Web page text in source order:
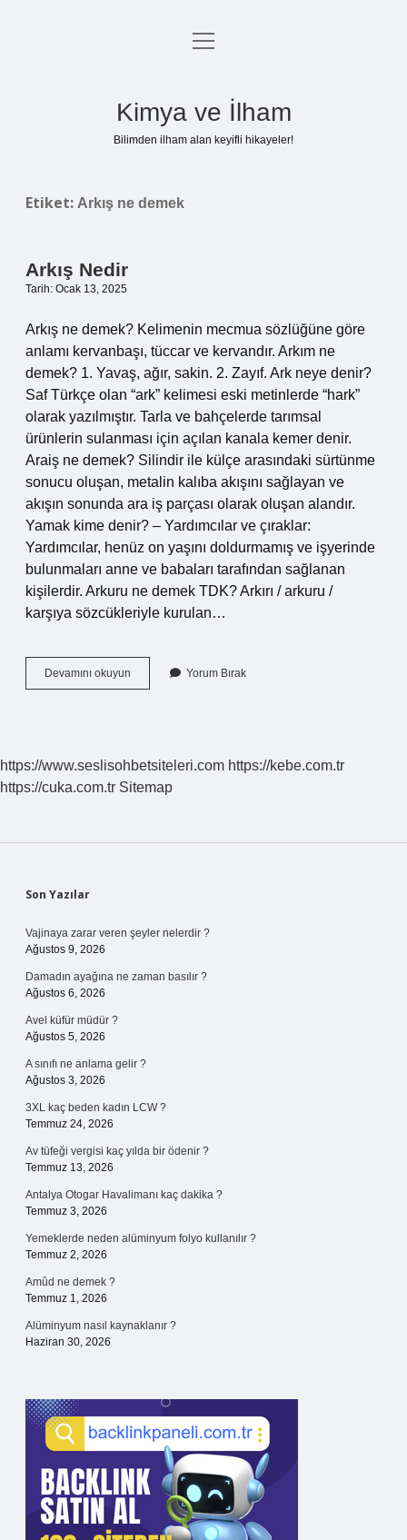
Anasayfa
menüyü
Kimya ve İlham
Bilimden ilham alan keyifli hikayeler!
Etiket: Arkış ne demek
Arkış Nedir
Tarih: Ocak 13, 2025
Arkış ne demek? Kelimenin mecmua sözlüğüne göre
anlamı kervanbaşı, tüccar ve kervandır. Arkım ne
demek? 1. Yavaş, ağır, sakin. 2. Zayıf. Ark neye denir?
Saf Türkçe olan “ark” kelimesi eski metinlerde “hark”
olarak yazılmıştır. Tarla ve bahçelerde tarımsal
ürünlerin sulanması için açılan kanala kemer denir.
Araiş ne demek? Silindir ile külçe arasındaki sürtünme
sonucu oluşan, metalin kalıba akışını sağlayan ve
akışın sonunda ara iş parçası olarak oluşan alandır.
Yamak kime denir? – Yardımcılar ve çıraklar:
Yardımcılar, henüz on yaşını doldurmamış ve işyerinde
bulunmaları anne ve babaları tarafından sağlanan
kişilerdir. Arkuru ne demek TDK? Arkırı / arkuru /
karşıya sözcükleriyle kurulan…
Devamını okuyun
Nedir
Yorum Bırak
https://www.seslisohbetsiteleri.com https://kebe.com.tr
https://cuka.com.tr Sitemap
Sidebar
Son Yazılar
Vajinaya zarar veren şeyler nelerdir ?
Ağustos 9, 2026
Damadın ayağına ne zaman basılır ?
Ağustos 6, 2026
Avel küfür müdür ?
Ağustos 5, 2026
A sınıfı ne anlama gelir ?
Ağustos 3, 2026
3XL kaç beden kadın LCW ?
Temmuz 24, 2026
Av tüfeği vergisi kaç yılda bir ödenir ?
Temmuz 13, 2026
Antalya Otogar Havalimanı kaç dakika ?
Temmuz 3, 2026
Yemeklerde neden alüminyum folyo kullanılır ?
Temmuz 2, 2026
Amûd ne demek ?
Temmuz 1, 2026
Alüminyum nasıl kaynaklanır ?
Haziran 30, 2026